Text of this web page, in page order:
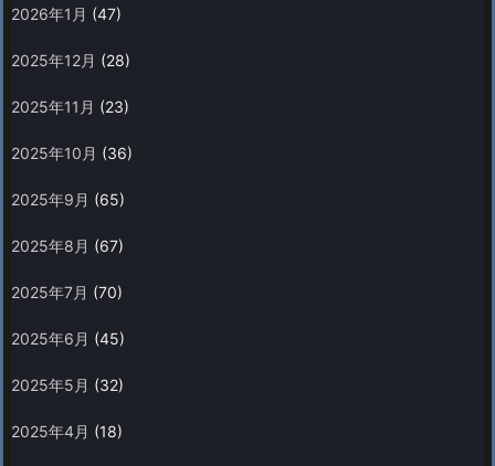
2026年1月 (47)
2025年12月 (28)
2025年11月 (23)
2025年10月 (36)
2025年9月 (65)
2025年8月 (67)
2025年7月 (70)
2025年6月 (45)
2025年5月 (32)
2025年4月 (18)